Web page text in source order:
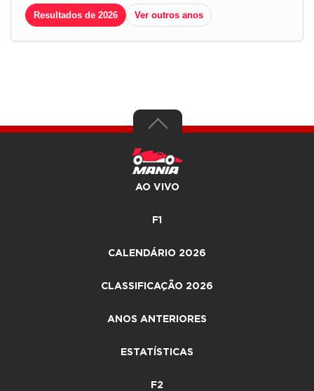
Resultados de 2026 Ver outros anos
AO VIVO
F1
CALENDÁRIO 2026
CLASSIFICAÇÃO 2026
ANOS ANTERIORES
ESTATÍSTICAS
F2